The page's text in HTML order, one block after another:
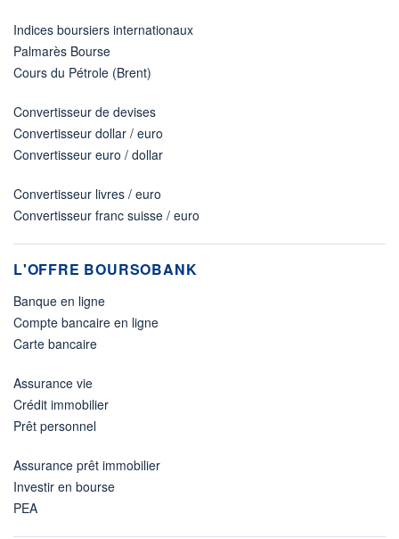
Indices boursiers internationaux
Palmarès Bourse
Cours du Pétrole (Brent)
Convertisseur de devises
Convertisseur dollar / euro
Convertisseur euro / dollar
Convertisseur livres / euro
Convertisseur franc suisse / euro
L'OFFRE BOURSOBANK
Banque en ligne
Compte bancaire en ligne
Carte bancaire
Assurance vie
Crédit immobilier
Prêt personnel
Assurance prêt immobilier
Investir en bourse
PEA